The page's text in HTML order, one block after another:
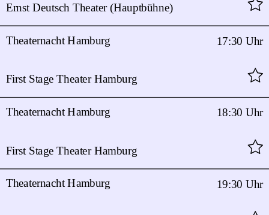
Ernst Deutsch Theater (Hauptbühne)
First Stage Theater Hamburg
17:30 Uhr
Theaternacht Hamburg
First Stage Theater Hamburg
18:30 Uhr
Theaternacht Hamburg
19:30 Uhr
Theaternacht Hamburg